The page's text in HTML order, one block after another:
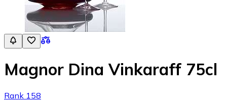
Magnor Dina Vinkaraff 75cl
Rank 158